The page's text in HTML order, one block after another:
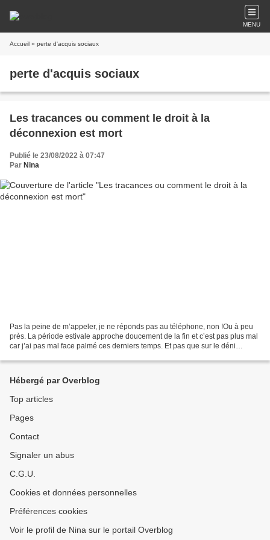
MENU
Accueil » perte d'acquis sociaux
perte d'acquis sociaux
Les tracances ou comment le droit à la
déconnexion est mort
Publié le 23/08/2022 à 07:47
Par Nina
Pas la peine de m’appeler, je ne réponds pas au téléphone, non !Ou à peu
près. La période estivale approche doucement de la fin et c’est pas plus mal
car j’ai pas mal face palmé ces derniers temps. Et pas que sur le déni
Hébergé par Overblog
Top articles
Pages
Contact
Signaler un abus
C.G.U.
Cookies et données personnelles
Préférences cookies
Voir le profil de Nina sur le portail Overblog